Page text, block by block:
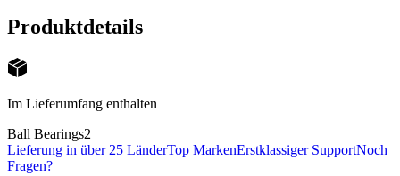
Produktdetails
Im Lieferumfang enthalten
Ball Bearings2
Lieferung in über 25 LänderTop MarkenErstklassiger SupportNoch
Fragen?